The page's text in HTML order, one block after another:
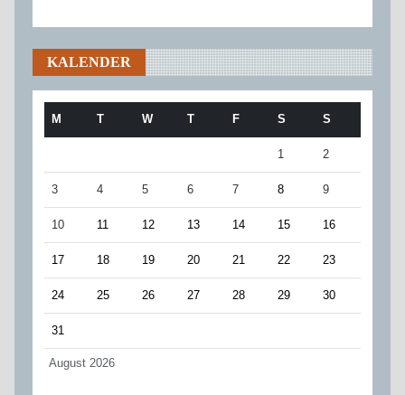
KALENDER
August 2026
M T W T F S S
1 2
3 4 5 6 7 8 9
10 11 12 13 14 15 16
17 18 19 20 21 22 23
24 25 26 27 28 29 30
31